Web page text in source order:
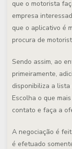
que o motorista
empresa
que o aplicativo é
procura de
Sendo assim, ao
primeiramente,
disponibiliza a
Escolha o que
contato e faça a
A negociação é
é efetuado